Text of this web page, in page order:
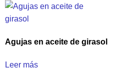
Agujas en aceite de girasol
Leer más